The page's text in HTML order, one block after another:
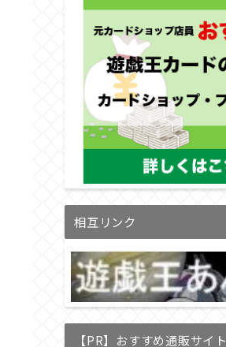
相互リンク
【PR】おすすめ通販サイト